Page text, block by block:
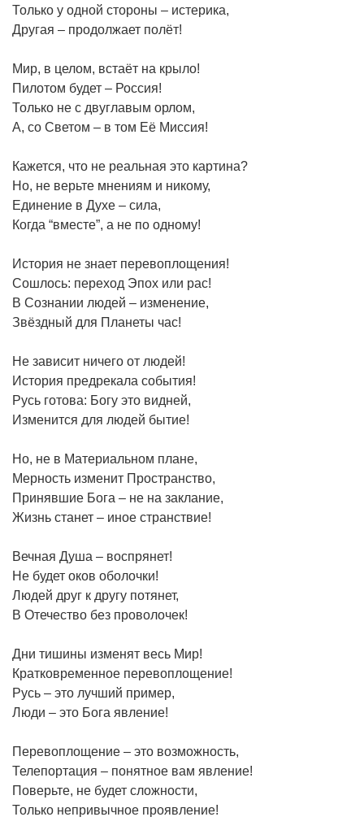
Только у одной стороны – истерика,
Другая – продолжает полёт!
Мир, в целом, встаёт на крыло!
Пилотом будет – Россия!
Только не с двуглавым орлом,
А, со Светом – в том Её Миссия!
Кажется, что не реальная это картина?
Но, не верьте мнениям и никому,
Единение в Духе – сила,
Когда “вместе”, а не по одному!
История не знает перевоплощения!
Сошлось: переход Эпох или рас!
В Сознании людей – изменение,
Звёздный для Планеты час!
Не зависит ничего от людей!
История предрекала события!
Русь готова: Богу это видней,
Изменится для людей бытие!
Но, не в Материальном плане,
Мерность изменит Пространство,
Принявшие Бога – не на заклание,
Жизнь станет – иное странствие!
Вечная Душа – воспрянет!
Не будет оков оболочки!
Людей друг к другу потянет,
В Отечество без проволочек!
Дни тишины изменят весь Мир!
Кратковременное перевоплощение!
Русь – это лучший пример,
Люди – это Бога явление!
Перевоплощение – это возможность,
Телепортация – понятное вам явление!
Поверьте, не будет сложности,
Только непривычное проявление!